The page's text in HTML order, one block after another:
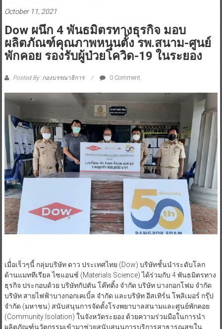
October 11, 2021
Dow ผนึก 4 พันธมิตรทางธุรกิจ มอบ
ผลิตภัณฑ์คุณภาพหนุนตั้ง รพ.สนาม-ศูนย์
พักคอย รองรับผู้ป่วยโควิด-19 ในระยอง
Posted By: กองบรรณาธิการ 0 Comment
เมื่่อเร็วๆนี้ กลุ่มบริษัท ดาว ประเทศไทย (Dow) บริษัทชั้นนำระดับโลก
ด้านแมททีเรียล ไซแอนซ์ (Materials Science) ได้ร่วมกับ 4 พันธมิตรทาง
ธุรกิจ ประกอบด้วย บริษัทกัปตัน โค๊ทติ้ง จำกัด บริษัท บางกอกโฟม จำกัด
บริษัท สายไฟฟ้าบางกอกเคเบิ้ล จำกัด และบริษัท อีสเทิร์น โพลิเมอร์ กรุ๊ป
จำกัด (มหาชน) สนับสนุนการจัดตั้งโรงพยาบาลสนามและศูนย์พักคอย
(Community Isolation) ในจังหวัดระยอง ด้วยความร่วมมือในการนำ
ผลิตภัณฑ์นวัตกรรมเข้ามาช่วยสนับสนุนการบริการสาธารณสุขใน